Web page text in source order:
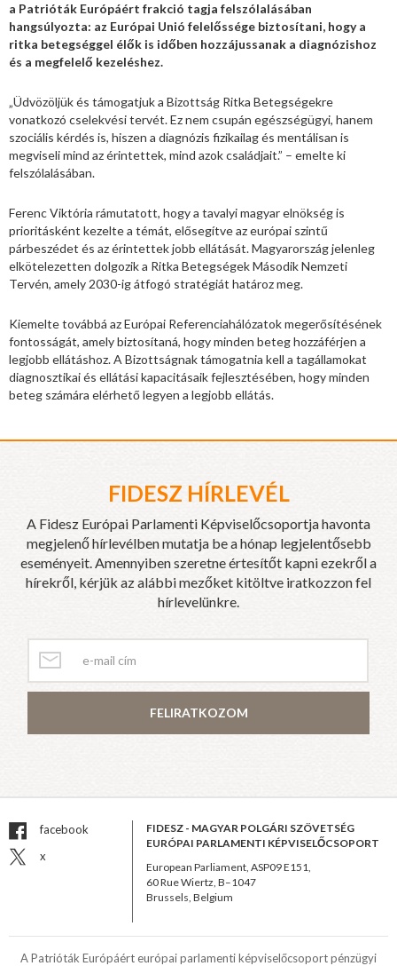
a Patrióták Európáért frakció tagja felszólalásában
hangsúlyozta: az Európai Unió felelőssége biztosítani, hogy a
ritka betegséggel élők is időben hozzájussanak a diagnózishoz
és a megfelelő kezeléshez.
„Üdvözöljük és támogatjuk a Bizottság Ritka Betegségekre
vonatkozó cselekvési tervét. Ez nem csupán egészségügyi, hanem
szociális kérdés is, hiszen a diagnózis fizikailag és mentálisan is
megviseli mind az érintettek, mind azok családjait.” – emelte ki
felszólalásában.
Ferenc Viktória rámutatott, hogy a tavalyi magyar elnökség is
prioritásként kezelte a témát, elősegítve az európai szintű
párbeszédet és az érintettek jobb ellátását. Magyarország jelenleg
elkötelezetten dolgozik a Ritka Betegségek Második Nemzeti
Tervén, amely 2030-ig átfogó stratégiát határoz meg.
Kiemelte továbbá az Európai Referenciahálózatok megerősítésének
fontosságát, amely biztosítaná, hogy minden beteg hozzáférjen a
legjobb ellátáshoz. A Bizottságnak támogatnia kell a tagállamokat
diagnosztikai és ellátási kapacitásaik fejlesztésében, hogy minden
beteg számára elérhető legyen a legjobb ellátás.
FIDESZ HÍRLEVÉL
A Fidesz Európai Parlamenti Képviselőcsoportja havonta
megjelenő hírlevélben mutatja be a hónap legjelentősebb
eseményeit. Amennyiben szeretne értesítőt kapni ezekről a
hírekről, kérjük az alábbi mezőket kitöltve iratkozzon fel
hírlevelünkre.
FELIRATKOZOM
facebook
x
FIDESZ - MAGYAR POLGÁRI SZÖVETSÉG
EURÓPAI PARLAMENTI KÉPVISELŐCSOPORT
European Parliament, ASP09 E151,
60 Rue Wiertz, B–1047
Brussels, Belgium
A Patrióták Európáért európai parlamenti képviselőcsoport pénzügyi